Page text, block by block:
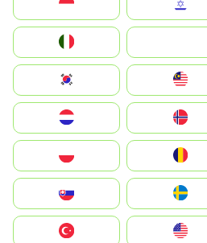
South Korea
United States